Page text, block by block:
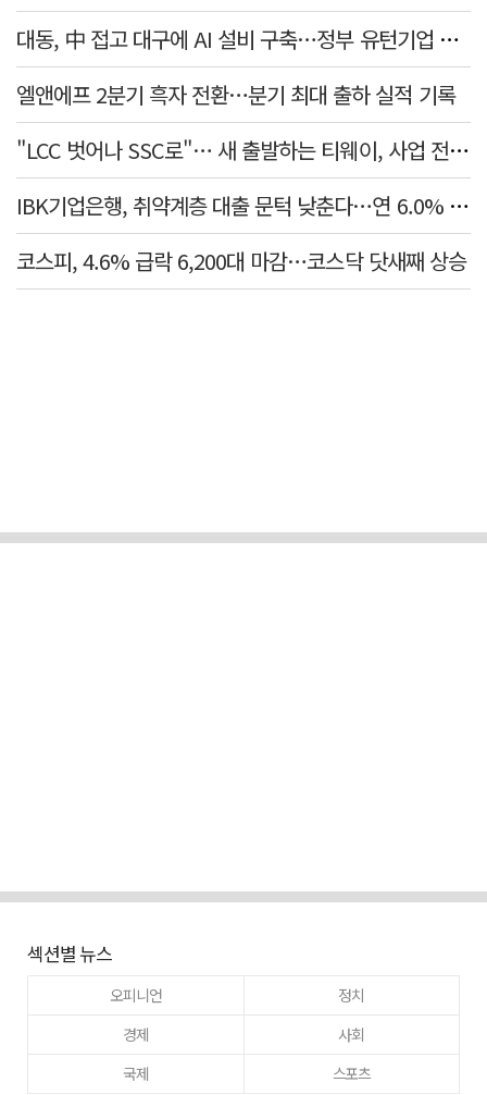
대동, 中 접고 대구에 AI 설비 구축…정부 유턴기업 선정
엘앤에프 2분기 흑자 전환…분기 최대 출하 실적 기록
"LCC 벗어나 SSC로"… 새 출발하는 티웨이, 사업 전략 발표
IBK기업은행, 취약계층 대출 문턱 낮춘다…연 6.0% 'i-ONE 햇살론 특례보증' 비대면 출시
코스피, 4.6% 급락 6,200대 마감…코스닥 닷새째 상승
섹션별 뉴스
오피니언
정치
경제
사회
국제
스포츠